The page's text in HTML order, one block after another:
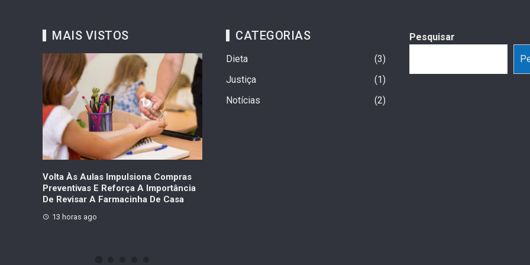
MAIS VISTOS
Volta Às Aulas Impulsiona Compras
Preventivas E Reforça A Importância
De Revisar A Farmacinha De Casa
13 horas ago
CATEGORIAS
Dieta
3
Justiça
1
Notícias
2
Pesquisar